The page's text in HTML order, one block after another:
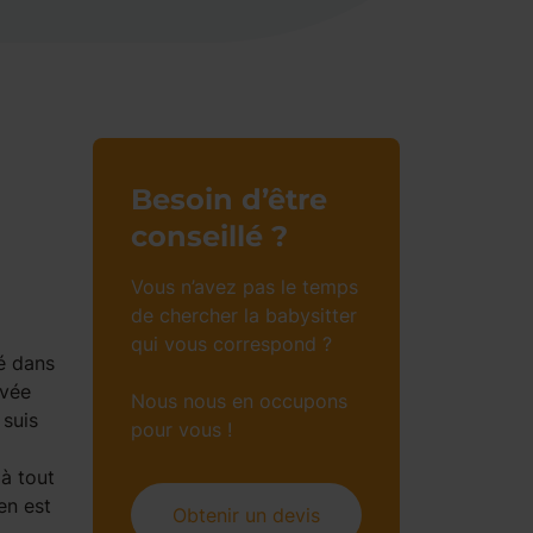
dans
tout
est
Besoin d’être
conseillé ?
Vous n’avez pas le temps
de chercher la babysitter
qui vous correspond ?
Nous nous en occupons
pour vous !
Obtenir un devis